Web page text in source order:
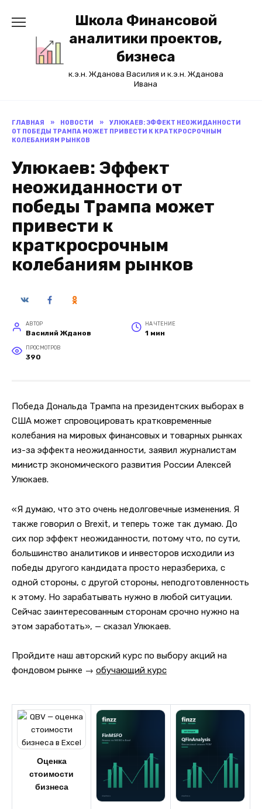
Школа Финансовой
аналитики проектов,
бизнеса
к.э.н. Жданова Василия и к.э.н. Жданова
Ивана
ГЛАВНАЯ » НОВОСТИ »
УЛЮКАЕВ: ЭФФЕКТ НЕОЖИДАННОСТИ
ОТ ПОБЕДЫ ТРАМПА МОЖЕТ ПРИВЕСТИ К КРАТКРОСРОЧНЫМ
КОЛЕБАНИЯМ РЫНКОВ
Улюкаев: Эффект
неожиданности от
победы Трампа может
привести к
краткросрочным
колебаниям рынков
АВТОР
Василий Жданов
НА ЧТЕНИЕ
1 мин
ПРОСМОТРОВ
390
Победа Дональда Трампа на президентских выборах в
США может спровоцировать кратковременные
колебания на мировых финансовых и товарных рынках
из-за эффекта неожиданности, заявил журналистам
министр экономического развития России Алексей
Улюкаев.
«Я думаю, что это очень недолговечные изменения. Я
также говорил о Brexit, и теперь тоже так думаю. До
сих пор эффект неожиданности, потому что, по сути,
большинство аналитиков и инвесторов исходили из
победы другого кандидата просто неразбериха, с
одной стороны, с другой стороны, неподготовленность
к этому. Но зарабатывать нужно в любой ситуации.
Сейчас заинтересованным сторонам срочно нужно на
этом заработать», — сказал Улюкаев.
Пройдите наш авторский курс по выбору акций на
фондовом рынке → обучающий курс
Оценка
стоимости
бизнеса